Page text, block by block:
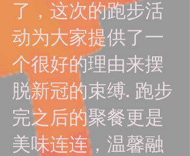
了，这次的跑步活
动为大家提供了一
个很好的理由来摆
脱新冠的束缚. 跑步
完之后的聚餐更是
美味连连，温馨融